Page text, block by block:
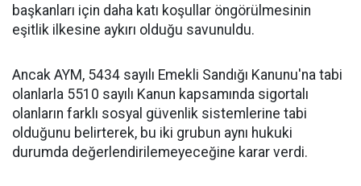
başkanları için daha katı koşullar öngörülmesinin
eşitlik ilkesine aykırı olduğu savunuldu.
Ancak AYM, 5434 sayılı Emekli Sandığı Kanunu'na tabi
olanlarla 5510 sayılı Kanun kapsamında sigortalı
olanların farklı sosyal güvenlik sistemlerine tabi
olduğunu belirterek, bu iki grubun aynı hukuki
durumda değerlendirilemeyeceğine karar verdi.